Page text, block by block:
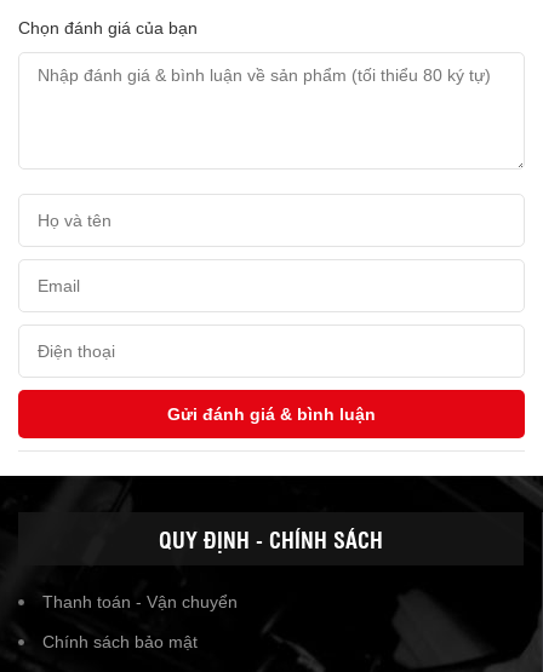
Chọn đánh giá của bạn
QUY ĐỊNH - CHÍNH SÁCH
Thanh toán - Vận chuyển
Chính sách bảo mật